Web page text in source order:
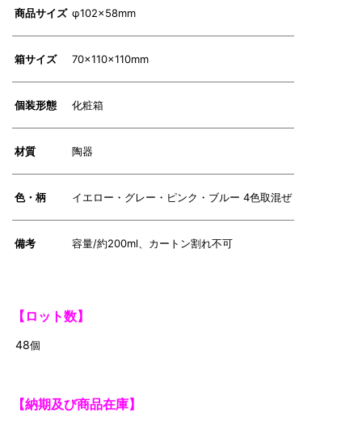
商品サイズ φ102×58mm
箱サイズ 70×110×110mm
個装形態 化粧箱
材質 陶器
色・柄 イエロー・グレー・ピンク・ブルー 4色取混ぜ
備考 容量/約200ml、カートン割れ不可
【 ロット数】
48個
【納期及び商品在庫】